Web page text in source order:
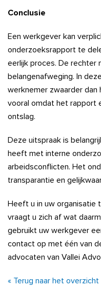
Conclusie
Een werkgever kan
onderzoeksrapport te
eerlijk proces. De rechter
belangenafweging. In
werknemer zwaarder dan
vooral omdat het rapport
ontslag.
Deze uitspraak is
heeft met interne
arbeidsconflicten. Het
transparantie en
Heeft u in uw organisatie
vraagt u zich af wat
gebruikt uw werkgever
contact op met één van
advocaten van Vallei
« Terug naar het overzicht